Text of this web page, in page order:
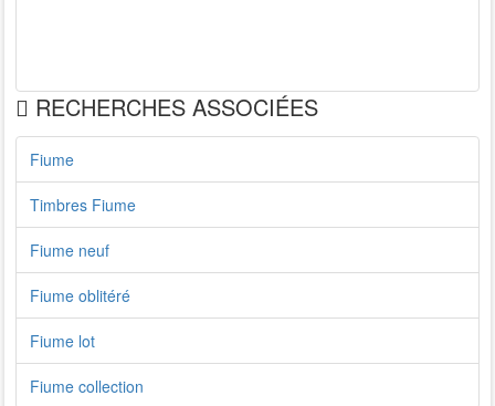
RECHERCHES ASSOCIÉES
Fiume
Timbres Fiume
Fiume neuf
Fiume oblitéré
Fiume lot
Fiume collection